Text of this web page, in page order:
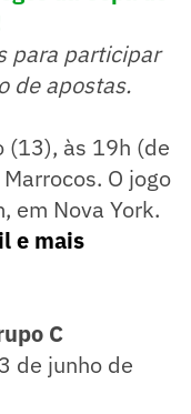
para participar
de apostas.
(13), às 19h (de
O jogo
em Nova York.
e mais
C
de junho de